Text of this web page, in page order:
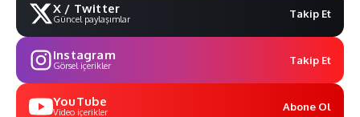
X / Twitter
Güncel paylaşımlar Takip Et
Instagram
Görsel içerikler Takip Et
YouTube
Video içerikler Abone Ol